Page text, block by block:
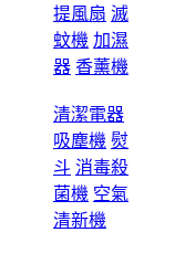
提風扇 滅
蚊機 加濕
器 香薰機
清潔電器
吸塵機 熨
斗 消毒殺
菌機 空氣
清新機